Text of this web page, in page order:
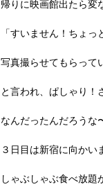
帰りに映画館出たら変
「すいません！ちょ
写真撮らせてもらって
と言われ、ぱしゃり！
なんだったんだろうな
３日目は新宿に向かい
しゃぶしゃぶ食べ放題